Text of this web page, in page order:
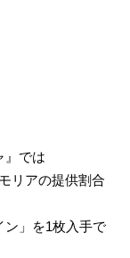
』では
リアの提供割合
ン」を1枚入手で